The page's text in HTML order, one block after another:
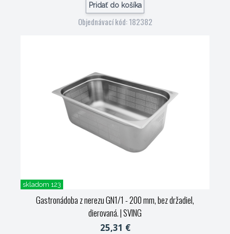
Pridať do košíka
Objednávací kód: 182382
skladom 123
Gastronádoba z nerezu GN1/1 - 200 mm, bez držadiel,
dierovaná.| SVING
25,31 €